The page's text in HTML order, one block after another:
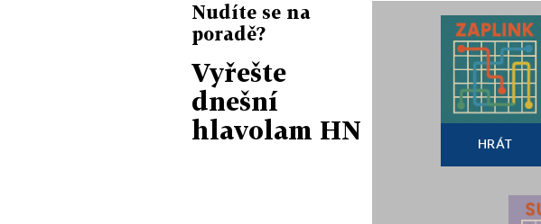
Nudíte se na
poradě?
Vyřešte
dnešní
hlavolam HN
HRÁT